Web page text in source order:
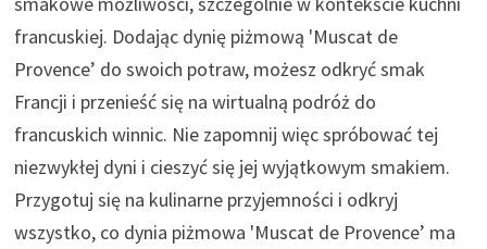
francuskiej. Dodając dynię piżmową 'Muscat de
Provence’ do swoich potraw, możesz odkryć smak
Francji i przenieść się na wirtualną podróż do
francuskich winnic. Nie zapomnij więc spróbować tej
niezwykłej dyni i cieszyć się jej wyjątkowym smakiem.
Przygotuj się na kulinarne przyjemności i odkryj
wszystko, co dynia piżmowa 'Muscat de Provence’ ma